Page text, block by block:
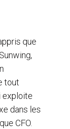
que
tout
exploite
dans les
CFO.